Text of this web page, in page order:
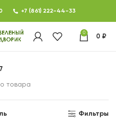
+7 (861) 222-44-33
0
0 ₽
товара
Фильтры